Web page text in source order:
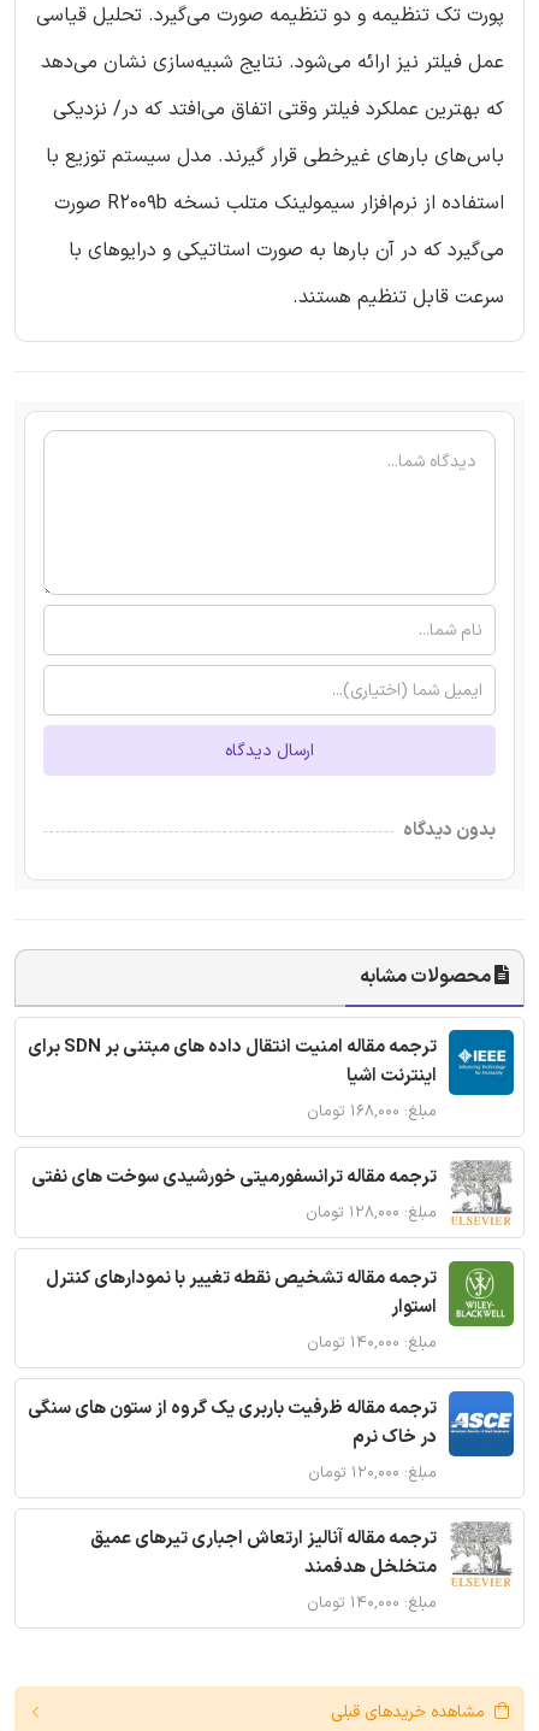
پورت تک تنظیمه و دو تنظیمه صورت می‌گیرد. تحلیل قیاسی
عمل فیلتر نیز ارائه می‌شود. نتایج شبیه‌سازی نشان می‌دهد
که بهترین عملکرد فیلتر وقتی اتفاق می‌افتد که در/ نزدیکی
باس‌های بارهای غیرخطی قرار گیرند. مدل سیستم توزیع با
استفاده از نرم‌افزار سیمولینک متلب نسخه R2009b صورت
می‌گیرد که در آن بارها به صورت استاتیکی و درایوهای با
سرعت قابل تنظیم هستند.
ارسال دیدگاه
بدون دیدگاه
محصولات مشابه
ترجمه مقاله امنیت انتقال داده های مبتنی بر SDN برای
اینترنت اشیا
مبلغ: ۱۶۸,۰۰۰ تومان
ترجمه مقاله ترانسفورمیتی خورشیدی سوخت های نفتی
مبلغ: ۱۲۸,۰۰۰ تومان
ترجمه مقاله تشخیص نقطه تغییر با نمودارهای کنترل
استوار
مبلغ: ۱۴۰,۰۰۰ تومان
ترجمه مقاله ظرفیت باربری یک گروه از ستون های سنگی
در خاک نرم
مبلغ: ۱۲۰,۰۰۰ تومان
ترجمه مقاله آنالیز ارتعاش اجباری تیرهای عمیق
متخلخل هدفمند
مبلغ: ۱۴۰,۰۰۰ تومان
مشاهده خریدهای قبلی